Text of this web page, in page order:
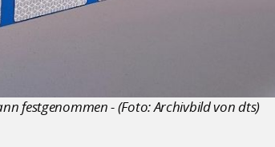
festgenommen - (Foto: Archivbild von dts)